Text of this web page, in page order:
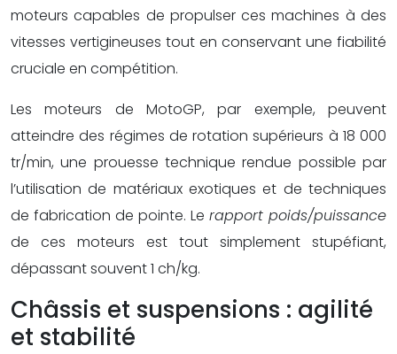
moteurs capables de propulser ces machines à des
vitesses vertigineuses tout en conservant une fiabilité
cruciale en compétition.
Les moteurs de MotoGP, par exemple, peuvent
atteindre des régimes de rotation supérieurs à 18 000
tr/min, une prouesse technique rendue possible par
l’utilisation de matériaux exotiques et de techniques
de fabrication de pointe. Le rapport poids/puissance
de ces moteurs est tout simplement stupéfiant,
dépassant souvent 1 ch/kg.
Châssis et suspensions : agilité
et stabilité